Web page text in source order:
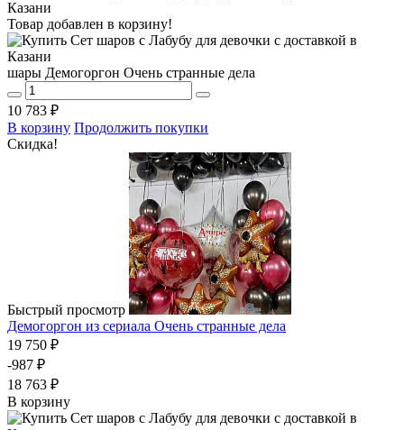
Товар добавлен в корзину!
шары Демогоргон Очень странные дела
10 783 ₽
В корзину Продолжить покупки
Скидка!
Быстрый просмотр
Демогоргон из сериала Очень странные дела
19 750 ₽
-987 ₽
18 763 ₽
В корзину